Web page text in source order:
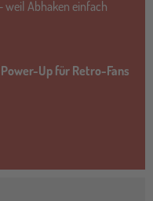
weil Abhaken einfach
Up für Retro-Fans